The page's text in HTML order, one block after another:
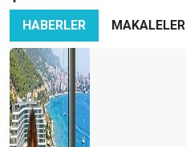
HABERLER
MAKALELER